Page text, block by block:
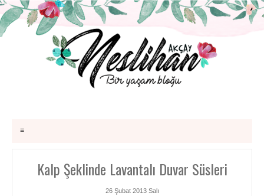
≡
Kalp Şeklinde Lavantalı Duvar Süsleri
26 Şubat 2013 Salı